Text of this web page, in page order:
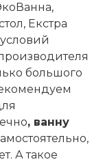
Екстра
большого
, ванну
А такое